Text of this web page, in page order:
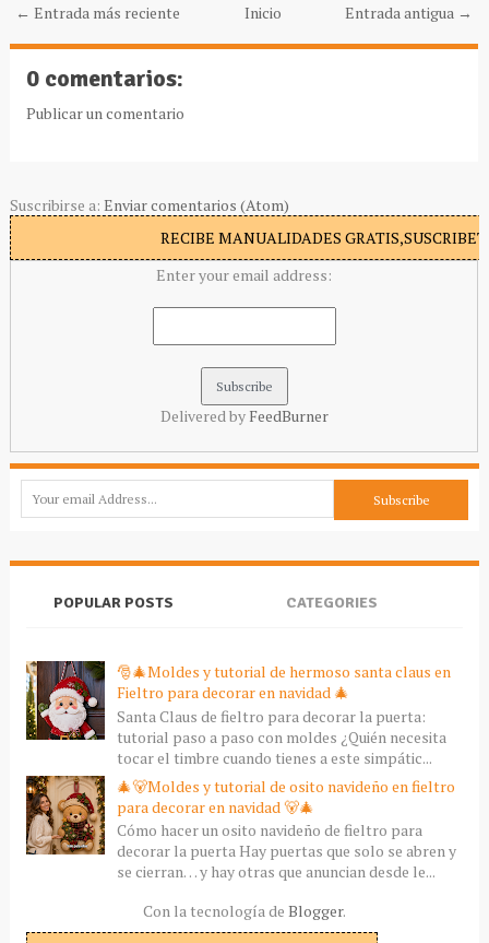
← Entrada más reciente Entrada antigua →
Inicio
0 comentarios:
Publicar un comentario
Suscribirse a: Enviar comentarios (Atom)
RECIBE MANUALIDADES
Enter your email address:
Delivered by FeedBurner
POPULAR POSTS CATEGORIES
🎅🎄Moldes y tutorial de hermoso santa claus en
Fieltro para decorar en navidad 🎄
Santa Claus de fieltro para decorar la puerta:
tutorial paso a paso con moldes ¿Quién necesita
tocar el timbre cuando tienes a este simpátic...
🎄🐻Moldes y tutorial de osito navideño en fieltro
para decorar en navidad 🐻🎄
Cómo hacer un osito navideño de fieltro para
decorar la puerta Hay puertas que solo se abren y
se cierran… y hay otras que anuncian desde le...
Con la tecnología de Blogger.